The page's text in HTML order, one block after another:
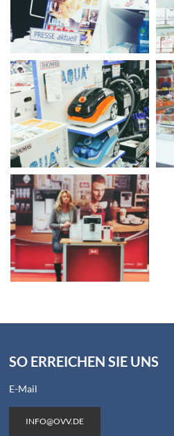
SO ERREICHEN SIE UNS
E-Mail
INFO@OVV.DE